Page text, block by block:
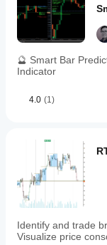
🔮 Smart Bar
Indicator
4.0 (1)
Identify and trade
Visualize price